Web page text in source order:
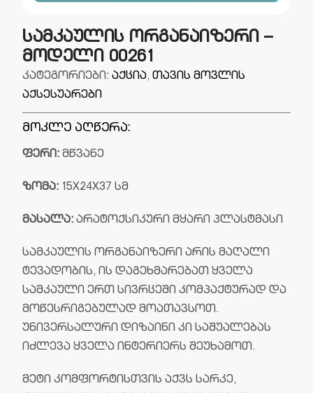
სამკაულის ორგანაიზერი –
მოდელი 00261
კატეგორიები: აქცია,თავის მოვლის
აქსესუარები
მოკლე აღწერა:
ფერი: მწვანე
ზომა: 15X24X37 სმ
მასალა: არატოქსიკური მყარი პლასტმასი
სამკაულის ორგანაიზერი არის მაღალი
ტევადობის, ის დაგეხმარებათ ყველა
სამკაული ერთ სივრცეში კომპაქტურად და
მოწესრიგებულად მოათავსოთ.
უნივერსალური დიზაინი კი საშუალებას
იძლევა ყველა ინტერიერს შეუხამოთ.
მეტი კომფორტისთვის აქვს სარკე,